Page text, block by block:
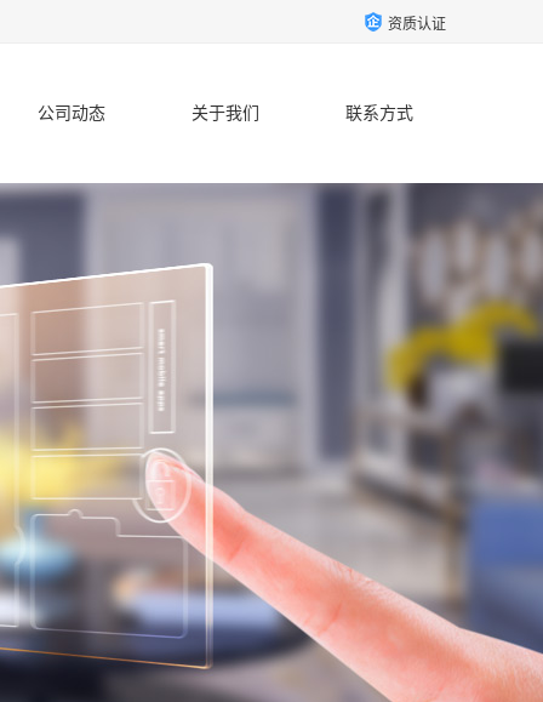
资质认证
公司动态 关于我们 联系方式